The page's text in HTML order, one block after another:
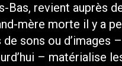
Bas, revient auprès
mère morte il y a
sons ou d’images
– matérialise